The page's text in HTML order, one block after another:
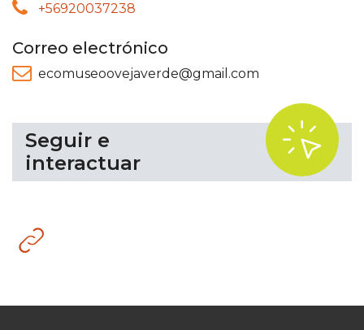
+56920037238
Correo electrónico
ecomuseoovejaverde@gmail.com
Seguir e
interactuar
.